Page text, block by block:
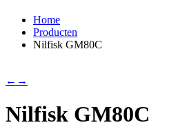
Home
Producten
Nilfisk GM80C
← →
Nilfisk GM80C